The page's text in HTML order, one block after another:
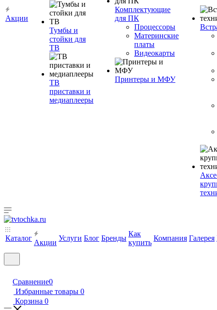
Акции
Тумбы и
стойки для
ТВ
ТВ
приставки и
медиаплееры
Комплектующие
для ПК
Процессоры
Материнские
платы
Видеокарты
Принтеры и МФУ
Каталог
Акции
Услуги Блог Бренды
Как
купить
Компания Галерея
Сравнение0
Избранные товары 0
Корзина 0